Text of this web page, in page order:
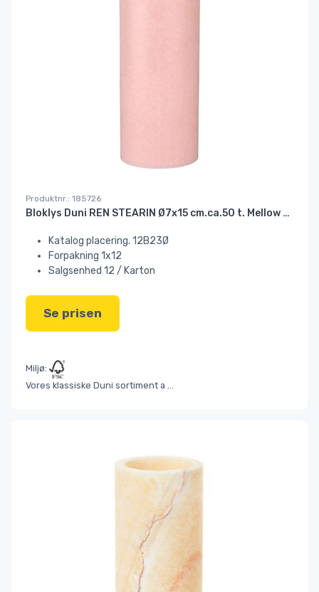
Produktnr.: 185726
Bloklys Duni REN STEARIN Ø7x15 cm.ca.50 t. Mellow Rose#
Katalog placering. 12B23Ø
Forpakning 1x12
Salgsenhed 12 / Karton
Se prisen
Miljø:
Vores klassiske Duni sortiment a